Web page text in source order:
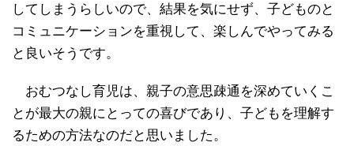
してしまうらしいので、結果を気にせず、子どものと
コミュニケーションを重視して、楽しんでやってみる
と良いそうです。
おむつなし育児は、親子の意思疎通を深めていくこ
とが最大の親にとっての喜びであり、子どもを理解す
るための方法なのだと思いました。